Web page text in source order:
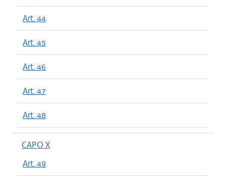
Art. 44
Art. 45
Art. 46
Art. 47
Art. 48
CAPO X
Art. 49